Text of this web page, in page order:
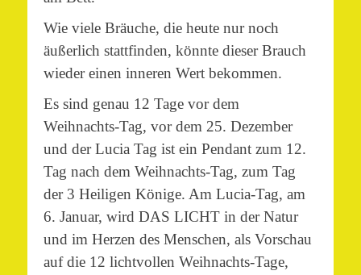
Wie viele Bräuche, die heute nur noch
äußerlich stattfinden, könnte dieser Brauch
wieder einen inneren Wert bekommen.
Es sind genau 12 Tage vor dem
Weihnachts-Tag, vor dem 25. Dezember
und der Lucia Tag ist ein Pendant zum 12.
Tag nach dem Weihnachts-Tag, zum Tag
der 3 Heiligen Könige. Am Lucia-Tag, am
6. Januar, wird DAS LICHT in der Natur
und im Herzen des Menschen, als Vorschau
auf die 12 lichtvollen Weihnachts-Tage,